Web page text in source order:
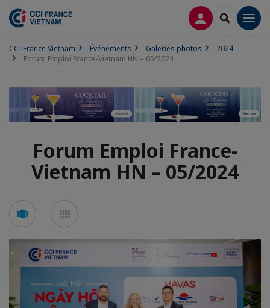
CONNEXION
CCI France Vietnam Événements Galeries photos
2024
Forum Emploi France-Vietnam HN – 05/2024
Forum Emploi France-
Vietnam HN – 05/2024
Voir
en
carousel
en